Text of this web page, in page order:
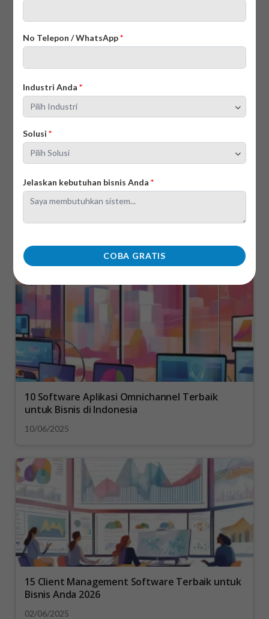
No Telepon / WhatsApp*
Industri Anda*
Solusi*
Jelaskan kebutuhan bisnis Anda*
COBA GRATIS
Cara Mengukur
Lengkap untuk Bisnis
14/07/2025
10 Software Aplikasi Omnichannel Terbaik
untuk Bisnis di Indonesia
10/06/2025
15 Client Management Software Terbaik untuk
Bisnis Anda 2026
02/06/2025